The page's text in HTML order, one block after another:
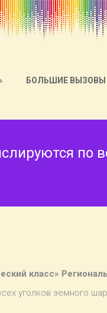
БОЛЬШИЕ ВЫЗОВЫ
по
класс»
уголков земного